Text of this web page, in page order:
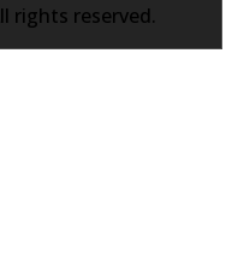
rights reserved.